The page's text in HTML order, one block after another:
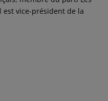
vice-président de la